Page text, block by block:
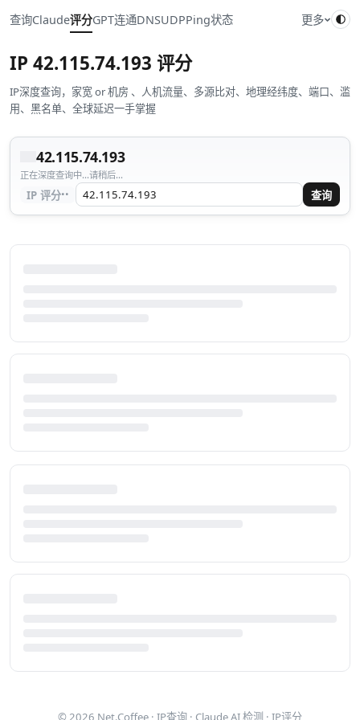
查询Claude评分GPT连通DNSUDPPing状态 更多
IP 42.115.74.193 评分
IP深度查询，家宽 or 机房 、人机流量、多源比对、地理经纬度、端口、滥
用、黑名单、全球延迟一手掌握
42.115.74.193
正在深度查询中...请稍后...
IP 评分·· 查询
© 2026 Net.Coffee · IP查询 · Claude AI 检测 · IP评分